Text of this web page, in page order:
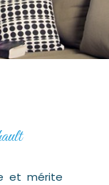
et mérite